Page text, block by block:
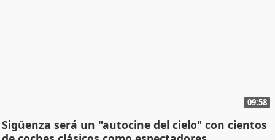
09:58
Sigüenza será un "autocine del cielo" con cientos